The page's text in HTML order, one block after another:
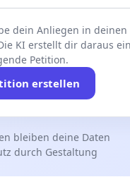
dein Anliegen in deinen
KI erstellt dir daraus
Petition.
erstellen
bleiben deine Daten
durch Gestaltung